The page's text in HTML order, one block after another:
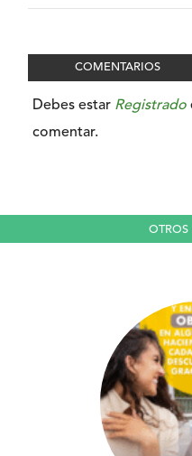
COMENTARIOS
Debes estar Registrado
comentar.
OTROS